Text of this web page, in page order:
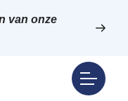
van onze